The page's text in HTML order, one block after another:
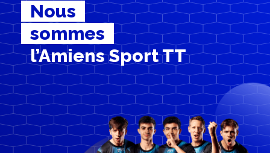
Nous
sommes
l’Amiens Sport TT